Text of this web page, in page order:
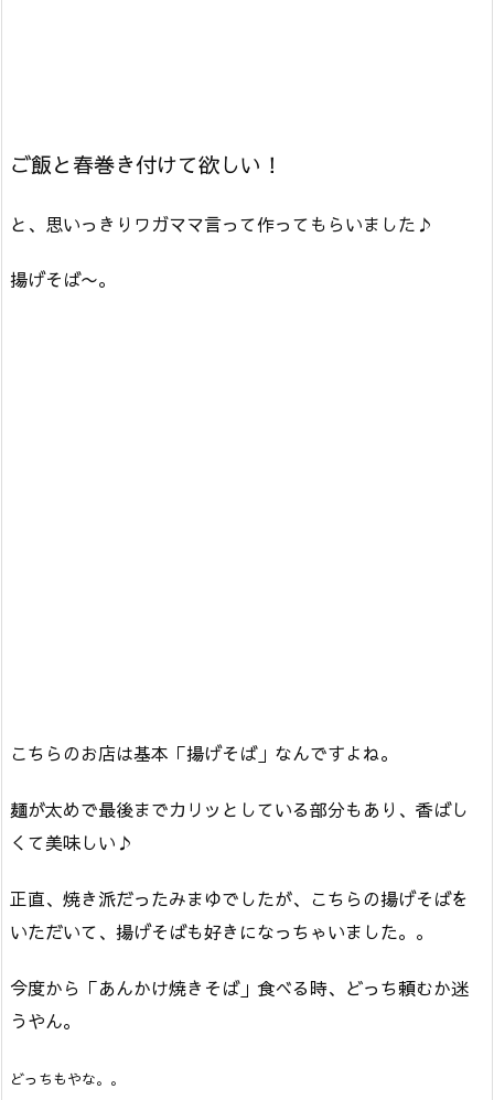
ご飯と春巻き付けて欲しい！
と、思いっきりワガママ言って作ってもらいました♪
揚げそば〜。
こちらのお店は基本「揚げそば」なんですよね。
麺が太めで最後までカリッとしている部分もあり、香ばし
くて美味しい♪
正直、焼き派だったみまゆでしたが、こちらの揚げそばを
いただいて、揚げそばも好きになっちゃいました。。
今度から「あんかけ焼きそば」食べる時、どっち頼むか迷
うやん。
どっちもやな。。